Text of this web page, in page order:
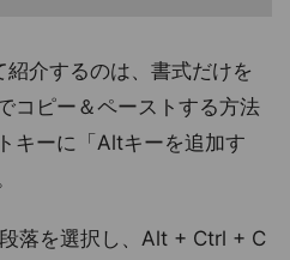
介するのは、書式だけを
コピー＆ペーストする方法
キーに「Altキーを追加す
落を選択し、Alt + Ctrl + C